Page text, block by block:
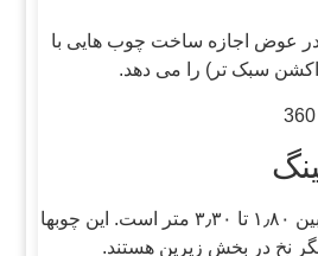
عوض اجازه ساخت چوب هایی با
سبک تر) را می دهد.
معمولا طول این چوبها بین ۱٫۸۰ تا ۳٫۳۰ متر است. این چوبها